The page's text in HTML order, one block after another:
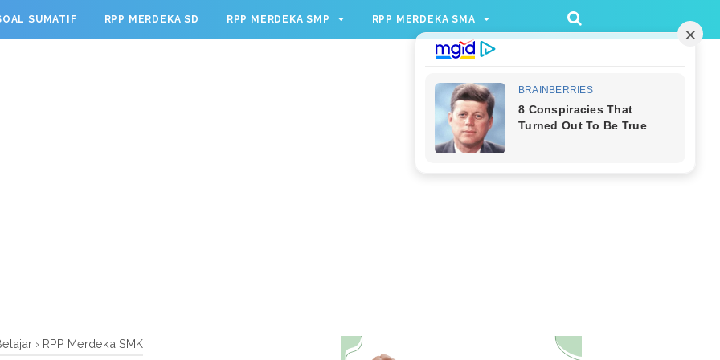
{ googletag.defineSlot('/23209888932/rppmer', [336, 280], 'div-gpt-ad-1733174991559-
googletag.enableServices(); });
SUMATIF RPP MERDEKA SD RPP MERDEKA SMP RPP MERDEKA SMA
› RPP Merdeka SMK